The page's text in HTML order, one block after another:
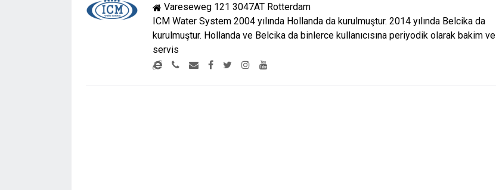
Vareseweg 121 3047AT Rotterdam
ICM Water System 2004 yılında Hollanda da kurulmuştur. 2014 yılında Belcika da
kurulmuştur. Hollanda ve Belcika da binlerce kullanıcısına periyodik olarak bakim ve
servis